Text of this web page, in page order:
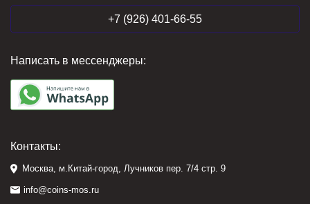
+7 (926) 401-66-55
Написать в мессенджеры:
Контакты:
Москва, м.Китай-город, Лучников пер. 7/4 стр. 9
info@coins-mos.ru